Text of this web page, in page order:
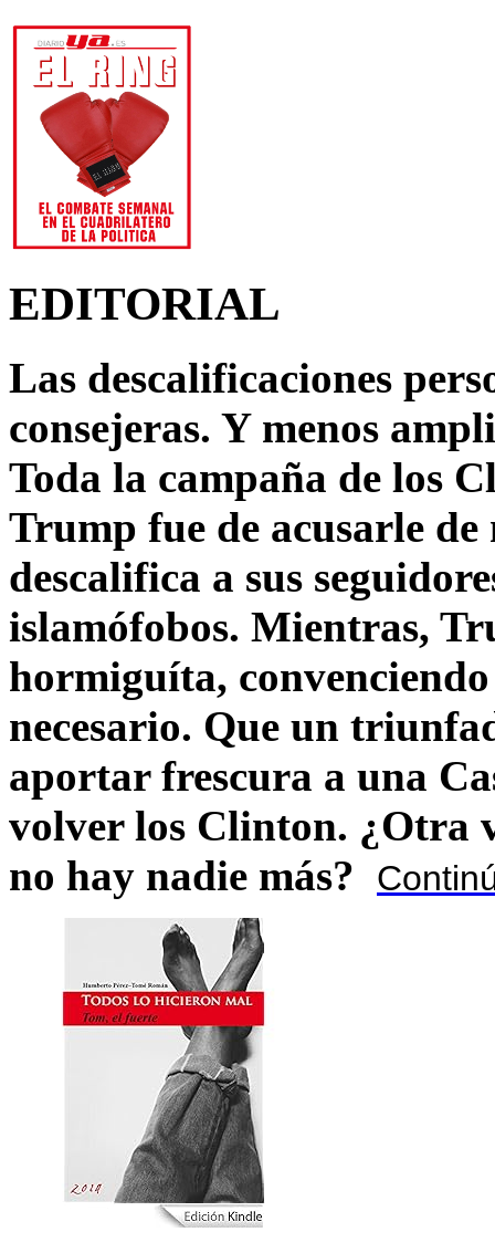
EDITORIAL
Las descalificaciones
consejeras. Y menos
Toda la campaña de los
Trump fue de acusarle
descalifica a sus
islamófobos. Mientras,
hormiguíta,
necesario. Que un
aportar frescura a una
volver los Clinton. ¿Otra
no hay nadie más?